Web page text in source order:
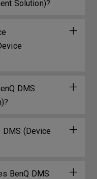
Solution)?
DMS
(Device
BenQ DMS